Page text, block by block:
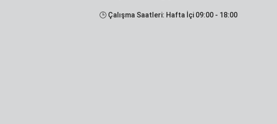
🕒 Çalışma Saatleri: Hafta İçi 09:00 - 18:00